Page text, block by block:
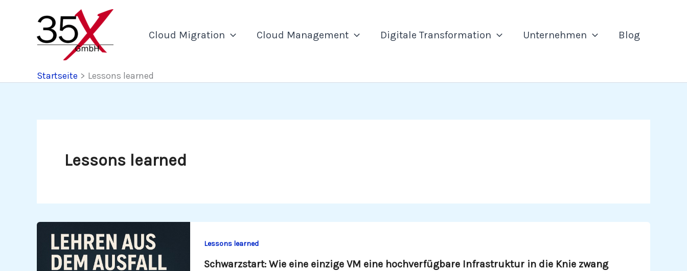
Cloud Migration Cloud Management Digitale Transformation Unternehmen Blog
Startseite Lessons learned
Lessons learned
Lessons learned
Schwarzstart: Wie eine einzige VM eine hochverfügbare Infrastruktur in die Knie zwang